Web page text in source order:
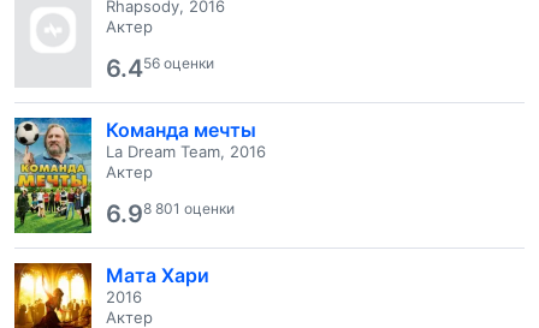
Rhapsody, 2016
Актер
6.456 оценки
Команда мечты
La Dream Team, 2016
Актер
6.98 801 оценки
Мата Хари
2016
Актер